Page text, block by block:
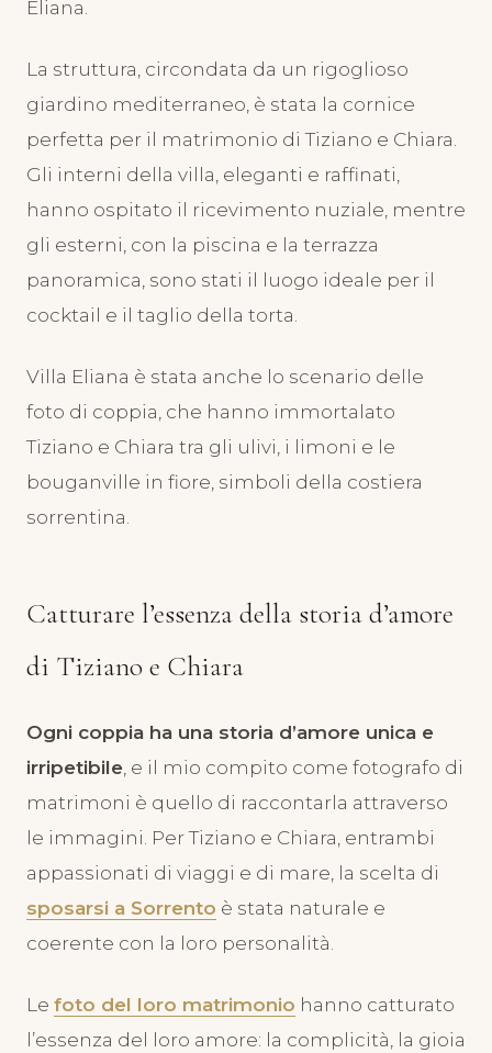
Eliana.
La struttura, circondata da un rigoglioso
giardino mediterraneo, è stata la cornice
perfetta per il matrimonio di Tiziano e Chiara.
Gli interni della villa, eleganti e raffinati,
hanno ospitato il ricevimento nuziale, mentre
gli esterni, con la piscina e la terrazza
panoramica, sono stati il luogo ideale per il
cocktail e il taglio della torta.
Villa Eliana è stata anche lo scenario delle
foto di coppia, che hanno immortalato
Tiziano e Chiara tra gli ulivi, i limoni e le
bouganville in fiore, simboli della costiera
sorrentina.
Catturare l’essenza della storia d’amore
di Tiziano e Chiara
Ogni coppia ha una storia d’amore unica e
irripetibile, e il mio compito come fotografo di
matrimoni è quello di raccontarla attraverso
le immagini. Per Tiziano e Chiara, entrambi
appassionati di viaggi e di mare, la scelta di
sposarsi a Sorrento è stata naturale e
coerente con la loro personalità.
Le foto del loro matrimonio hanno catturato
l’essenza del loro amore: la complicità, la gioia